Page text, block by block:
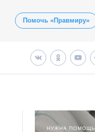
Помочь «Правмиру»
НУЖНА ПОМОЩЬ